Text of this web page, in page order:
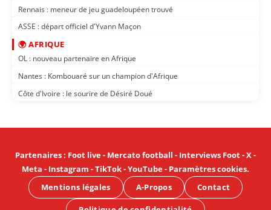
Rennais : meneur de jeu guadeloupéen trouvé
ASSE : départ officiel d'Yvann Maçon
🌍 AFRIQUE
OL : nouveau partenaire en Afrique
Nantes : Kombouaré sur un champion d'Afrique
Côte d'Ivoire : le sourire de Désiré Doué
Partenaires: Foot live- Mercato football - Interviews Foot-X-
Meta - Instagram -TikTok-YouTube- Paramètres cookies.
Mentions légales
A-Propos Contact